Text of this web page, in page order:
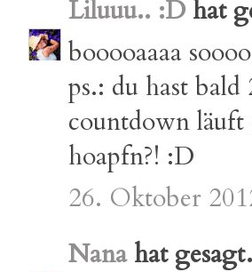
Liluuu.. :D hat
booooaaaa
ps.: du hast
countdown
hoapfn?! :D
26. Oktober
Nanahat